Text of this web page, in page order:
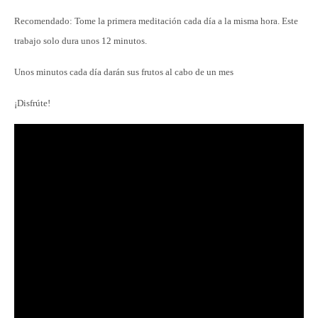
Recomendado: Tome la primera meditación cada día a la misma hora. Este
trabajo solo dura unos 12 minutos.
Unos minutos cada día darán sus frutos al cabo de un mes
¡Disfrúte!